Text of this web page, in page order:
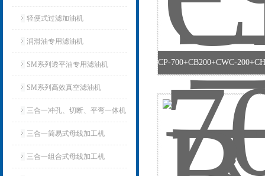
轻便式过滤加油机
润滑油专用滤油机
SM系列透平油专用滤油机
SM系列高效真空滤油机
三合一冲孔、切断、平弯一体机
三合一简易式母线加工机
三合一组合式母线加工机